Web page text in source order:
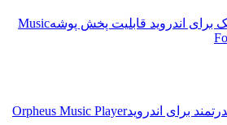
اندروید قابلیت پخش پوشه Music
اندروید Orpheus Music Player